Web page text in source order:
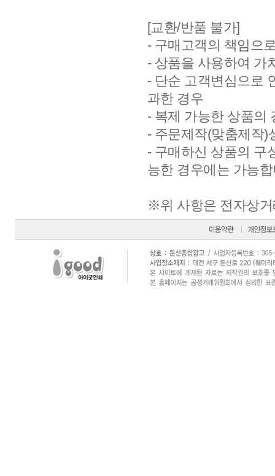
[교환/반품 불가]
- 구매고객의 책임으
- 상품을 사용하여 가
- 단순 고객변심으로
과한 경우
- 복제 가능한 상품의
- 주문제작(맞춤제작)
- 구매하신 상품의 구
능한 경우에는 가능
※위 사항은 전자상